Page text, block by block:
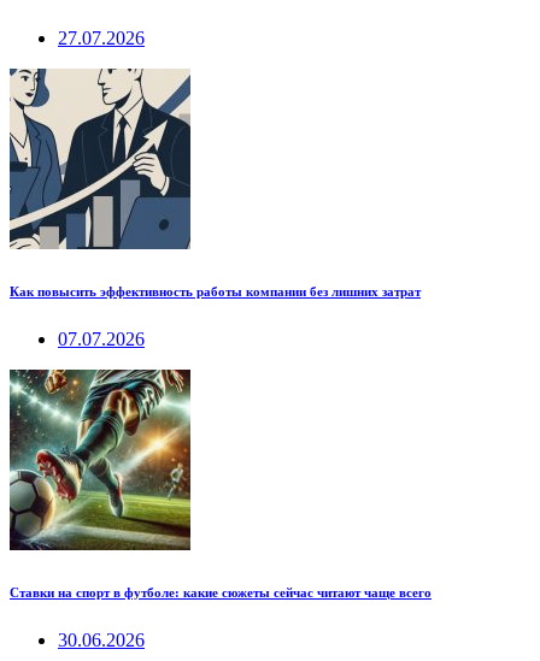
27.07.2026
Как повысить эффективность работы компании без лишних затрат
07.07.2026
Ставки на спорт в футболе: какие сюжеты сейчас читают чаще всего
30.06.2026